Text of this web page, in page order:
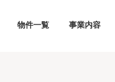
物件一覧 事業内容